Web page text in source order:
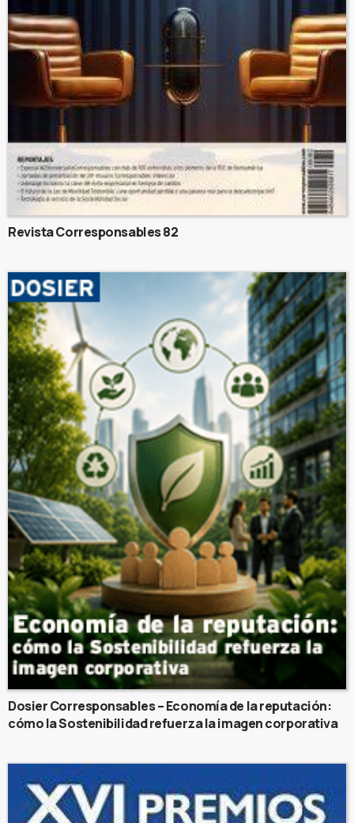
Revista Corresponsables 82
Dosier Corresponsables – Economía de la reputación:
cómo la Sostenibilidad refuerza la imagen corporativa